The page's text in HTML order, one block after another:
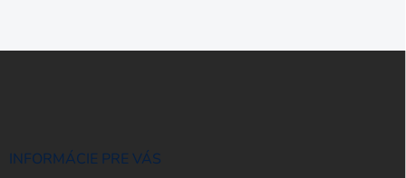
INFORMÁCIE PRE VÁS